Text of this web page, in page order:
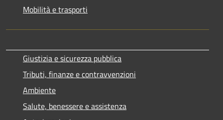
Mobilità e trasporti
Giustizia e sicurezza pubblica
Tributi, finanze e contravvenzioni
Ambiente
Salute, benessere e assistenza